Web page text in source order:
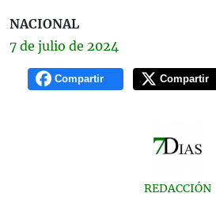
NACIONAL
7 de julio de 2024
Compartir Compartir
REDACCIÓN